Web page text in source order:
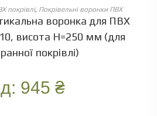
ОПЦІЇ
покрівлі, Покрівельні воронки ПВХ
воронка для ПВХ
висота Н=250 мм (для
покрівлі)
945 ₴